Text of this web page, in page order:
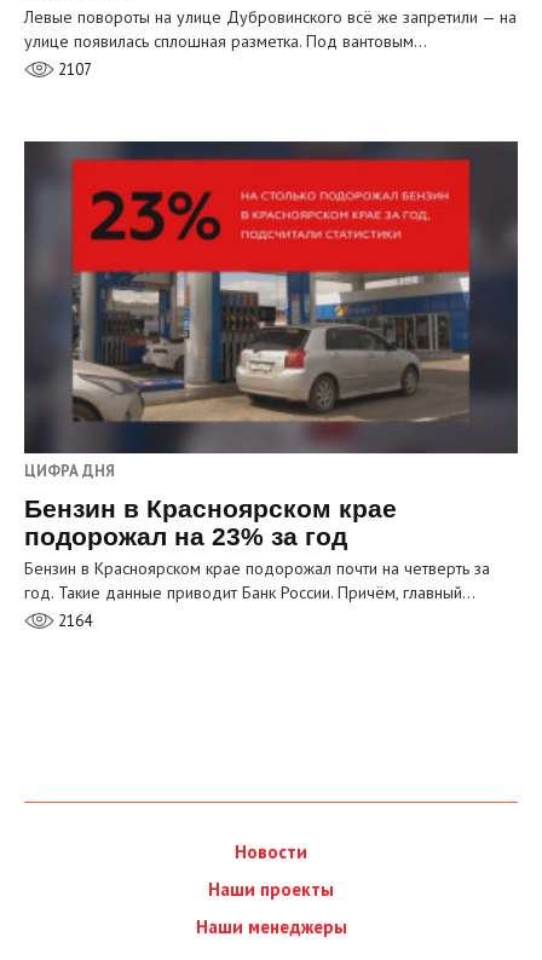
Левые повороты на улице Дубровинского всё же запретили — на
улице появилась сплошная разметка. Под вантовым…
2107
ЦИФРА ДНЯ
Бензин в Красноярском крае
подорожал на 23% за год
Бензин в Красноярском крае подорожал почти на четверть за
год. Такие данные приводит Банк России. Причём, главный…
2164
Новости
Наши проекты
Наши менеджеры